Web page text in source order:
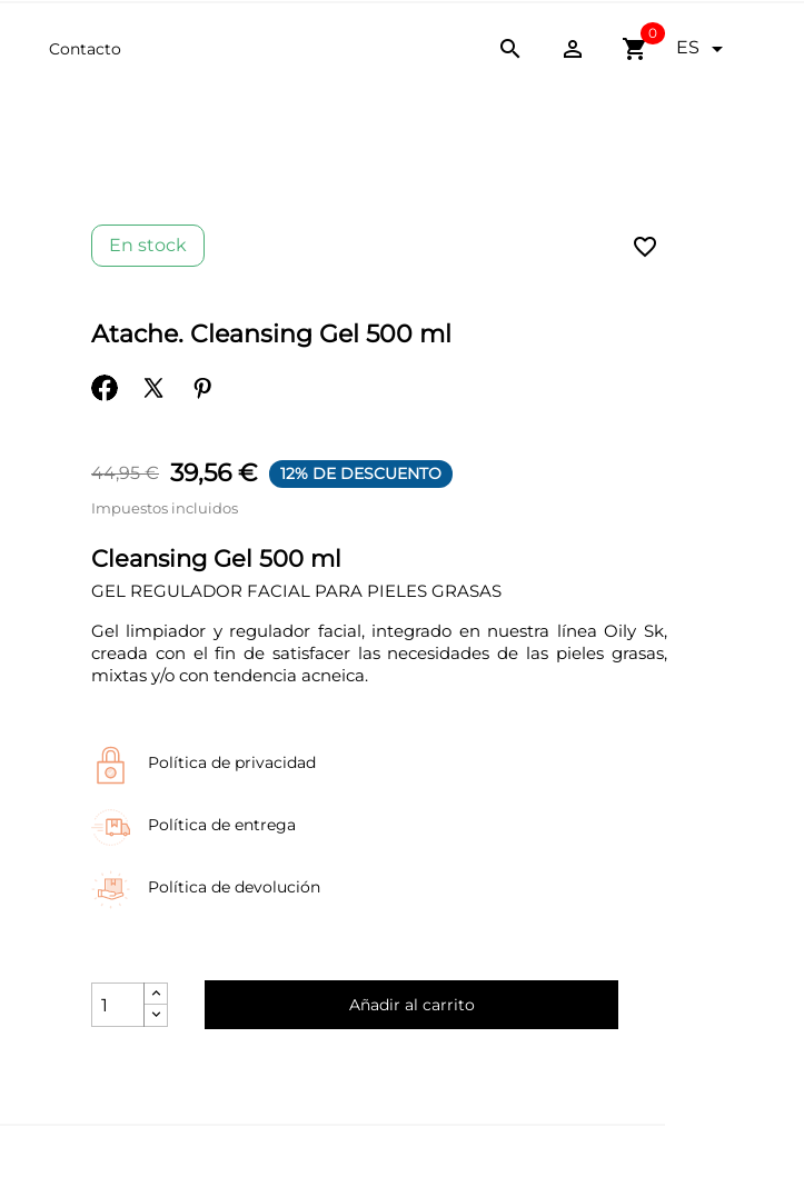
Contacto   shopping_cart
0
ES 
En stock favorite_border
Atache. Cleansing Gel 500 ml
44,95 € 39,56 € 12% DE DESCUENTO
Impuestos incluidos
Cleansing Gel 500 ml
GEL REGULADOR FACIAL PARA PIELES GRASAS
Gel limpiador y regulador facial, integrado en nuestra línea Oily Sk,
creada con el fin de satisfacer las necesidades de las pieles grasas,
mixtas y/o con tendencia acneica.
Política de privacidad
Política de entrega
Política de devolución
Añadir al carrito